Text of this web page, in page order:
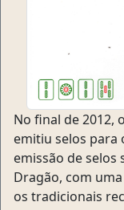
No final de 2012,
emitiu selos para
emissão de selos
Dragão, com
os tradicionais